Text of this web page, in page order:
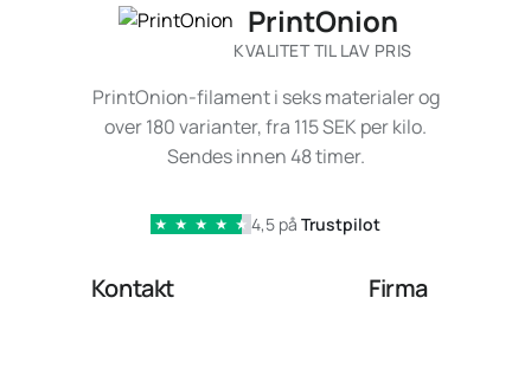
PrintOnion
KVALITET TIL LAV PRIS
PrintOnion-filament i seks materialer og
over 180 varianter, fra 115 SEK per kilo.
Sendes innen 48 timer.
★ ★ ★ ★ ★ 4,5 på Trustpilot
Kontakt Firma